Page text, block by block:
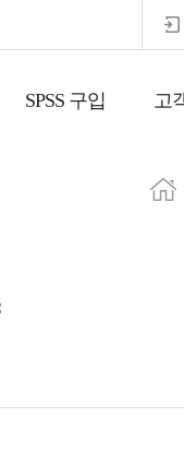
SPSS 구입 고